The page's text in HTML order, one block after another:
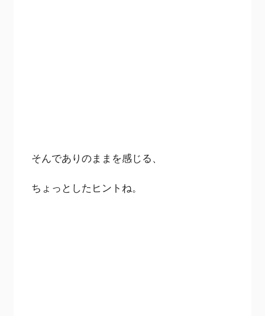
そんでありのままを感じる、
ちょっとしたヒントね。